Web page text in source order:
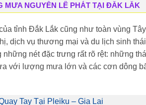
MƯA NGUYỄN LÊ PHÁT TẠI ĐẮK LẮK
tỉnh Đắk Lắk cũng như toàn vùng Tây
dịch vụ thương mại và du lịch sinh
nét đặc trưng rất rõ rệt: những
với lượng mưa lớn và các cơn dông
Tay Tại Pleiku – Gia Lai